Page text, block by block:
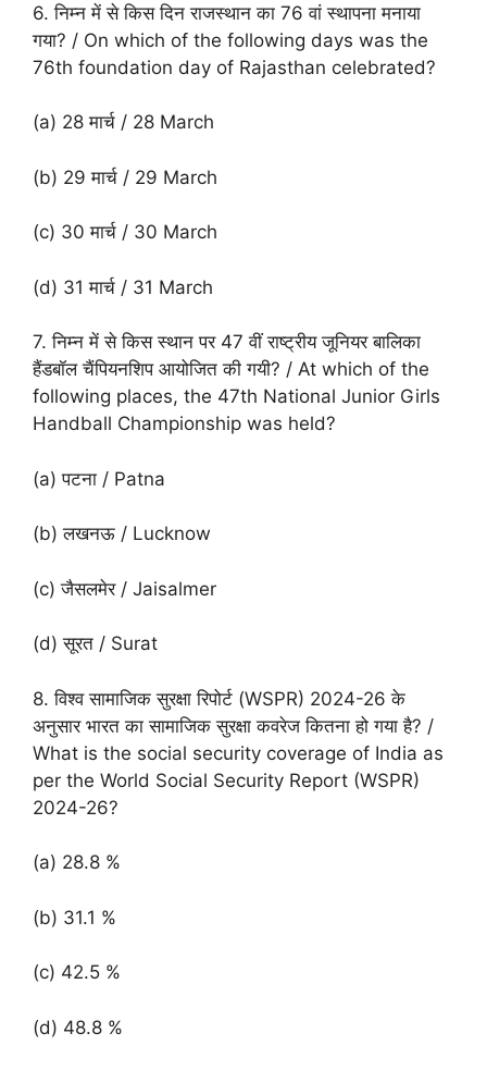
6. निम्न में से किस दिन राजस्थान का 76 वां स्थापना मनाया
गया? / On which of the following days was the
76th foundation day of Rajasthan celebrated?
(a) 28 मार्च / 28 March
(b) 29 मार्च / 29 March
(c) 30 मार्च / 30 March
(d) 31 मार्च / 31 March
7. निम्न में से किस स्थान पर 47 वीं राष्ट्रीय जूनियर बालिका
हैंडबॉल चैंपियनशिप आयोजित की गयी? / At which of the
following places, the 47th National Junior Girls
Handball Championship was held?
(a) पटना / Patna
(b) लखनऊ / Lucknow
(c) जैसलमेर / Jaisalmer
(d) सूरत / Surat
8. विश्व सामाजिक सुरक्षा रिपोर्ट (WSPR) 2024-26 के
अनुसार भारत का सामाजिक सुरक्षा कवरेज कितना हो गया है? /
What is the social security coverage of India as
per the World Social Security Report (WSPR)
2024-26?
(a) 28.8 %
(b) 31.1 %
(c) 42.5 %
(d) 48.8 %